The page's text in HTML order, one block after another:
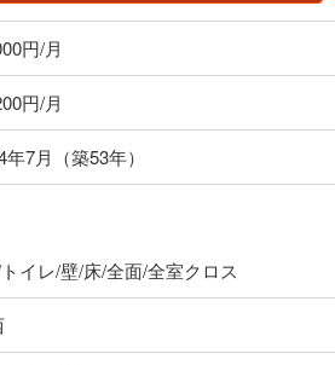
購入相談をする
閉じる
円/月
円/月
年7月（築53年）
イレ/壁/床/全面/全室クロス